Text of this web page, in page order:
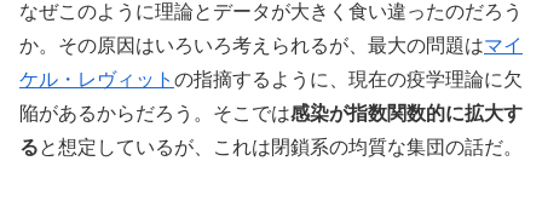
なぜこのように理論とデータが大きく食い違ったのだろう
か。その原因はいろいろ考えられるが、最大の問題はマイ
ケル・レヴィット の指摘するように、現在の疫学理論に欠
陥があるからだろう。そこでは感染が指数関数的に拡大す
ると想定しているが、これは閉鎖系の均質な集団の話だ。